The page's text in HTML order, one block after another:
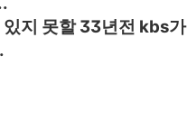
있지 못할 33년전 kbs가